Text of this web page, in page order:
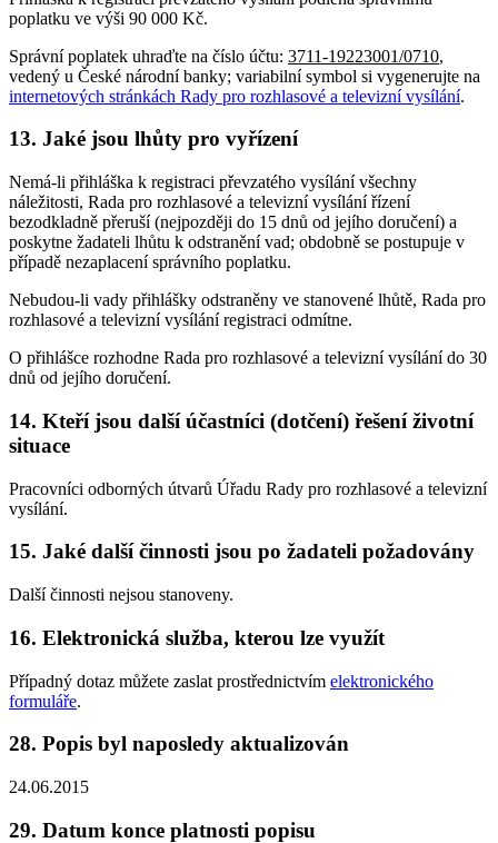
poplatku ve výši 90 000 Kč.
Správní poplatek uhraďte na číslo účtu: 3711-19223001/0710,
vedený u České národní banky; variabilní symbol si vygenerujte na
internetových stránkách Rady pro rozhlasové a televizní vysílání.
13. Jaké jsou lhůty pro vyřízení
Nemá-li přihláška k registraci převzatého vysílání všechny
náležitosti, Rada pro rozhlasové a televizní vysílání řízení
bezodkladně přeruší (nejpozději do 15 dnů od jejího doručení) a
poskytne žadateli lhůtu k odstranění vad; obdobně se postupuje v
případě nezaplacení správního poplatku.
Nebudou-li vady přihlášky odstraněny ve stanovené lhůtě, Rada pro
rozhlasové a televizní vysílání registraci odmítne.
O přihlášce rozhodne Rada pro rozhlasové a televizní vysílání do 30
dnů od jejího doručení.
14. Kteří jsou další účastníci (dotčení) řešení životní
situace
Pracovníci odborných útvarů Úřadu Rady pro rozhlasové a televizní
vysílání.
15. Jaké další činnosti jsou po žadateli požadovány
Další činnosti nejsou stanoveny.
16. Elektronická služba, kterou lze využít
Případný dotaz můžete zaslat prostřednictvím elektronického
formuláře.
28. Popis byl naposledy aktualizován
24.06.2015
29. Datum konce platnosti popisu